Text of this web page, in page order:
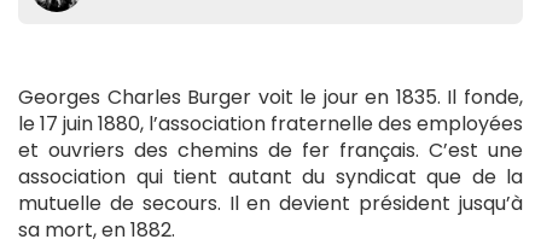
Georges Charles Burger voit le jour en 1835. Il fonde,
le 17 juin 1880, l’association fraternelle des employées
et ouvriers des chemins de fer français. C’est une
association qui tient autant du syndicat que de la
mutuelle de secours. Il en devient président jusqu’à
sa mort, en 1882.